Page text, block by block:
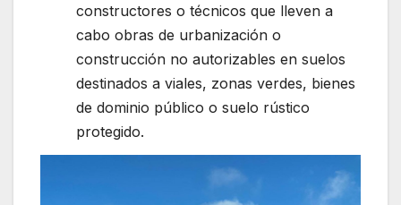
constructores o técnicos que lleven a
cabo obras de urbanización o
construcción no autorizables en suelos
destinados a viales, zonas verdes, bienes
de dominio público o suelo rústico
protegido.